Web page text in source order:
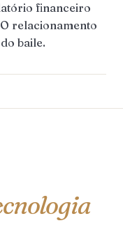
financeiro
relacionamento
baile.